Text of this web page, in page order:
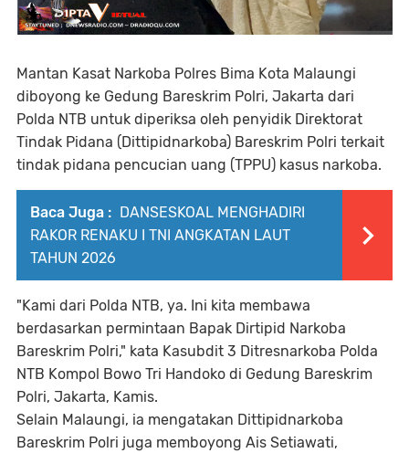
Mantan Kasat Narkoba Polres Bima Kota Malaungi
diboyong ke Gedung Bareskrim Polri, Jakarta dari
Polda NTB untuk diperiksa oleh penyidik Direktorat
Tindak Pidana (Dittipidnarkoba) Bareskrim Polri terkait
tindak pidana pencucian uang (TPPU) kasus narkoba.
Baca Juga : DANSESKOAL MENGHADIRI
RAKOR RENAKU I TNI ANGKATAN LAUT
TAHUN 2026
"Kami dari Polda NTB, ya. Ini kita membawa
berdasarkan permintaan Bapak Dirtipid Narkoba
Bareskrim Polri," kata Kasubdit 3 Ditresnarkoba Polda
NTB Kompol Bowo Tri Handoko di Gedung Bareskrim
Polri, Jakarta, Kamis.
Selain Malaungi, ia mengatakan Dittipidnarkoba
Bareskrim Polri juga memboyong Ais Setiawati,